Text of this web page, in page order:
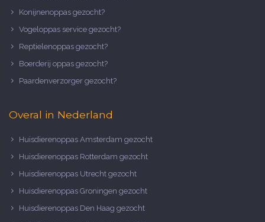
Konijnenoppas gezocht?
Vogeloppas service gezocht?
Reptielenoppas gezocht?
Boerderij oppas gezocht?
Paardenverzorger gezocht?
Overal in Nederland
Huisdierenoppas Amsterdam gezocht
Huisdierenoppas Rotterdam gezocht
Huisdierenoppas Utrecht gezocht
Huisdierenoppas Groningen gezocht
Huisdierenoppas Den Haag gezocht